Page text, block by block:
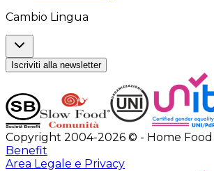
Cambio Lingua
Iscriviti alla newsletter
Copyright 2004-2026 © - Home Food
Benefit
Area Legale e Privacy